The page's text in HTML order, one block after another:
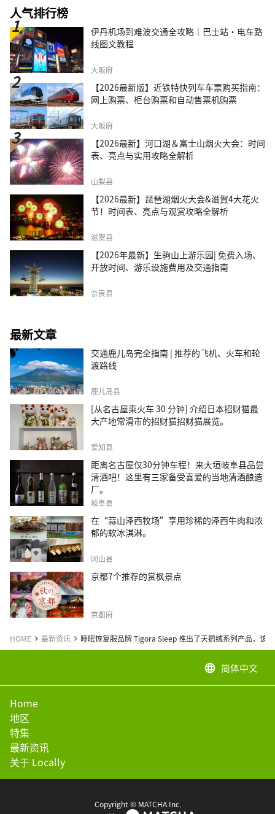
人气排行榜
伊丹机场到难波交通全攻略｜巴士站・电车路
线图文教程
大阪府
【2026最新版】近铁特快列车车票购买指南：
网上购票、柜台购票和自动售票机购票
大阪府
【2026最新】河口湖＆富士山烟火大会：时间
表、亮点与实用攻略全解析
山梨县
【2026最新】琵琶湖烟火大会&滋賀4大花火
节！时间表、亮点与观赏攻略全解析
滋贺县
【2026年最新】生驹山上游乐园| 免费入场、
开放时间、游乐设施费用及交通指南
奈良县
最新文章
交通鹿儿岛完全指南 | 推荐的飞机、火车和轮
渡路线
鹿儿岛县
[从名古屋乘火车 30 分钟] 介绍日本招财猫最
大产地常滑市的招财猫招财猫展览。
爱知县
距离名古屋仅30分钟车程！来大垣岐阜县品尝
清酒吧！这里有三家备受喜爱的当地清酒酿造
厂。
岐阜县
在“蒜山泽西牧场”享用珍稀的泽西牛肉和浓
郁的软冰淇淋。
冈山县
京都7个推荐的赏枫景点
京都府
HOME 最新资讯 睡眠恢复服品牌 Tigora Sleep 推出了天鹅绒系列产品，该
language 简体中文
Home
地区
特集
最新资讯
关于 Locally
Copyright © MATCHA Inc.